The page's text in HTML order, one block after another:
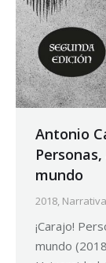
Antonio
mundo
2018, Narrativa
¡Carajo!
mundo